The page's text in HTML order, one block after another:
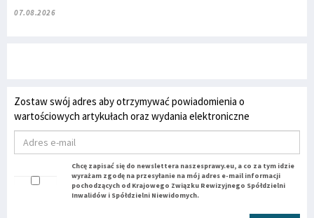
07.08.2026
Zostaw swój adres aby otrzymywać powiadomienia o
wartościowych artykułach oraz wydania elektroniczne
Chcę zapisać się do newslettera naszesprawy.eu, a co za tym idzie
wyrażam zgodę na przesyłanie na mój adres e-mail informacji
pochodzących od Krajowego Związku Rewizyjnego Spółdzielni
Inwalidów i Spółdzielni Niewidomych.